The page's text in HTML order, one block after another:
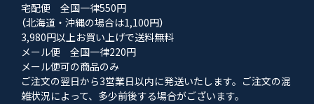
宅配便 全国一律550円
（北海道・沖縄の場合は1,100円）
3,980円以上お買い上げで送料無料
メール便 全国一律220円
メール便可の商品のみ
ご注文の翌日から3営業日以内に発送いたします。ご注文の混
雑状況によって、多少前後する場合がございます。